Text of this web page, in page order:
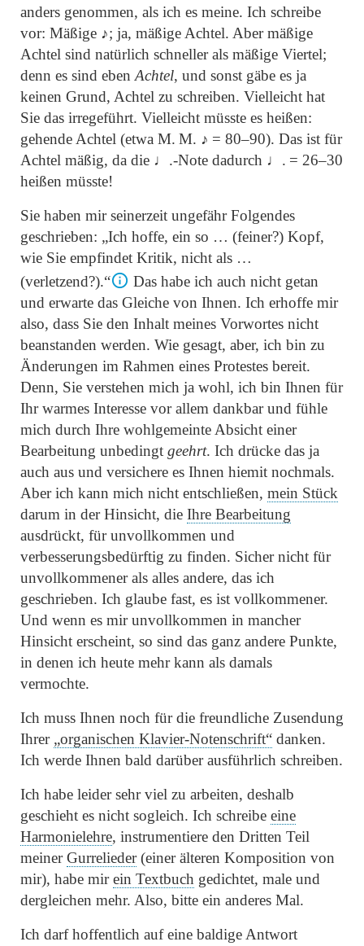
anders genommen, als ich es meine. Ich schreibe
vor: Mäßige ♪; ja, mäßige Achtel. Aber mäßige
Achtel sind natürlich schneller als mäßige Viertel;
denn es sind eben Achtel, und sonst gäbe es ja
keinen Grund, Achtel zu schreiben. Vielleicht hat
Sie das irregeführt. Vielleicht müsste es heißen:
gehende Achtel (etwa M. M. ♪ = 80–90). Das ist für
Achtel mäßig, da die ♩.-Note dadurch ♩. = 26–30
heißen müsste!
Sie haben mir seinerzeit ungefähr Folgendes
geschrieben: „Ich hoffe, ein so … (feiner?) Kopf,
wie Sie empfindet Kritik, nicht als …
(verletzend?).“
Das habe ich auch nicht getan
und erwarte das Gleiche von Ihnen. Ich erhoffe mir
also, dass Sie den Inhalt meines Vorwortes nicht
beanstanden werden. Wie gesagt, aber, ich bin zu
Änderungen im Rahmen eines Protestes bereit.
Denn, Sie verstehen mich ja wohl, ich bin Ihnen für
Ihr warmes Interesse vor allem dankbar und fühle
mich durch Ihre wohlgemeinte Absicht einer
Bearbeitung unbedingt geehrt. Ich drücke das ja
auch aus und versichere es Ihnen hiemit nochmals.
Aber ich kann mich nicht entschließen, mein Stück
darum in der Hinsicht, die Ihre Bearbeitung
ausdrückt, für unvollkommen und
verbesserungsbedürftig zu finden. Sicher nicht für
unvollkommener als alles andere, das ich
geschrieben. Ich glaube fast, es ist vollkommener.
Und wenn es mir unvollkommen in mancher
Hinsicht erscheint, so sind das ganz andere Punkte,
in denen ich heute mehr kann als damals
vermochte.
Ich muss Ihnen noch für die freundliche Zusendung
Ihrer „organischen Klavier-Notenschrift“ danken.
Ich werde Ihnen bald darüber ausführlich schreiben.
Ich habe leider sehr viel zu arbeiten, deshalb
geschieht es nicht sogleich. Ich schreibe eine
Harmonielehre, instrumentiere den Dritten Teil
meinerGurrelieder(einer älteren Komposition von
mir), habe mirein Textbuch gedichtet, male und
dergleichen mehr. Also, bitte ein anderes Mal.
Ich darf hoffentlich auf eine baldige Antwort